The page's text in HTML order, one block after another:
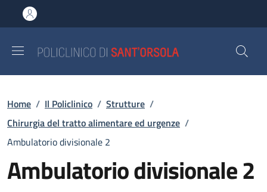
al contenuto principale
to footer content
Briciole di pane
Home / Il Policlinico / Strutture /
Chirurgia del tratto alimentare ed urgenze /
Ambulatorio divisionale 2
Ambulatorio divisionale 2